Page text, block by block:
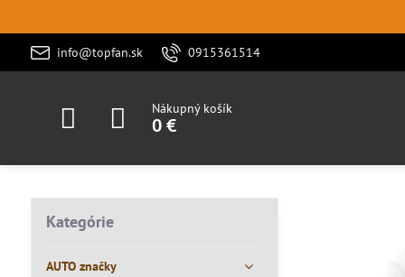
info@topfan.sk 0915361514
Nákupný košík
0 €
Kategórie
AUTO značky